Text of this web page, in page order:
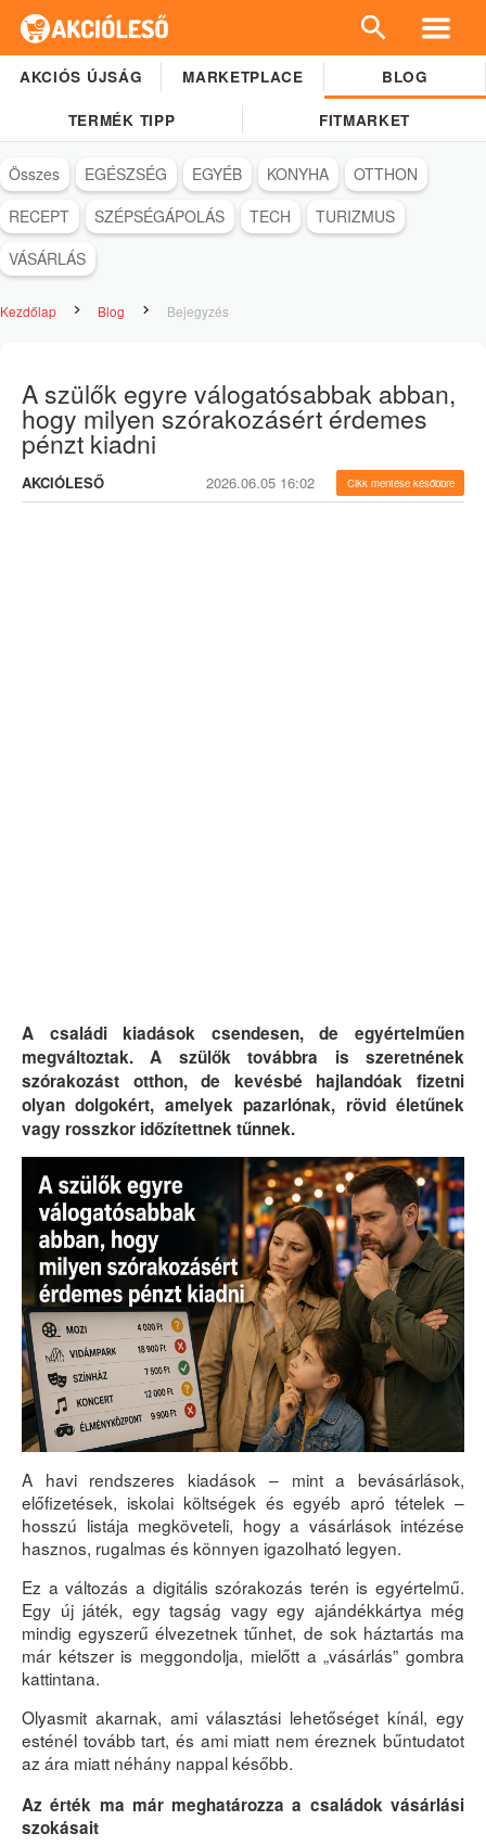
AKCIÓS ÚJSÁG MARKETPLACE BLOG
TERMÉK TIPP FITMARKET
Összes EGÉSZSÉG EGYÉB KONYHA
OTTHON
RECEPT
SZÉPSÉGÁPOLÁS TECH
TURIZMUS
VÁSÁRLÁS
Kezdőlap Blog Bejegyzés
A szülők egyre válogatósabbak abban,
hogy milyen szórakozásért érdemes
pénzt kiadni
AKCIÓLESŐ 2026.06.05 16:02 Cikk mentése későbbre
A családi kiadások csendesen, de egyértelműen
megváltoztak. A szülők továbbra is szeretnének
szórakozást otthon, de kevésbé hajlandóak fizetni
olyan dolgokért, amelyek pazarlónak, rövid életűnek
vagy rosszkor időzítettnek tűnnek.
A havi rendszeres kiadások – mint a bevásárlások,
előfizetések, iskolai költségek és egyéb apró tételek –
hosszú listája megköveteli, hogy a vásárlások intézése
hasznos, rugalmas és könnyen igazolható legyen.
Ez a változás a digitális szórakozás terén is egyértelmű.
Egy új játék, egy tagság vagy egy ajándékkártya még
mindig egyszerű élvezetnek tűnhet, de sok háztartás ma
már kétszer is meggondolja, mielőtt a „vásárlás” gombra
kattintana.
Olyasmit akarnak, ami választási lehetőséget kínál, egy
esténél tovább tart, és ami miatt nem éreznek bűntudatot
az ára miatt néhány nappal később.
Az érték ma már meghatározza a családok vásárlási
szokásait